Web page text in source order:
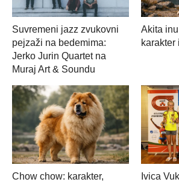
Suvremeni jazz zvukovni
pejzaži na bedemima:
Jerko Jurin Quartet na
Muraj Art & Soundu
Akita
karakter
Chow chow: karakter,
Ivica